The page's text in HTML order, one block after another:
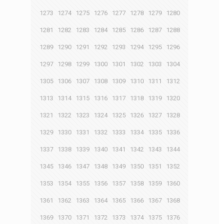
1273 1274 1275 1276 1277 1278 1279 1280
1281 1282 1283 1284 1285 1286 1287 1288
1289 1290 1291 1292 1293 1294 1295 1296
1297 1298 1299 1300 1301 1302 1303 1304
1305 1306 1307 1308 1309 1310 1311 1312
1313 1314 1315 1316 1317 1318 1319 1320
1321 1322 1323 1324 1325 1326 1327 1328
1329 1330 1331 1332 1333 1334 1335 1336
1337 1338 1339 1340 1341 1342 1343 1344
1345 1346 1347 1348 1349 1350 1351 1352
1353 1354 1355 1356 1357 1358 1359 1360
1361 1362 1363 1364 1365 1366 1367 1368
1369 1370 1371 1372 1373 1374 1375 1376